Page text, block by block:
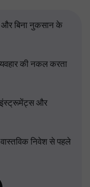
बिना नुकसान के
की नकल करता
इंस्ट्रूमेंट्स और
निवेश से पहले